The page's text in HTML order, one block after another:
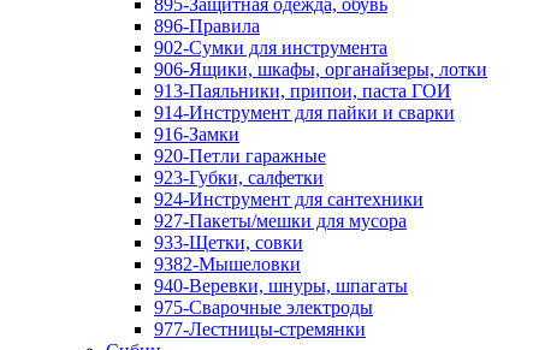
895-Защитная одежда, обувь
896-Правила
902-Сумки для инструмента
906-Ящики, шкафы, органайзеры, лотки
913-Паяльники, припои, паста ГОИ
914-Инструмент для пайки и сварки
916-Замки
920-Петли гаражные
923-Губки, салфетки
924-Инструмент для сантехники
927-Пакеты/мешки для мусора
933-Щетки, совки
9382-Мышеловки
940-Веревки, шнуры, шпагаты
975-Сварочные электроды
977-Лестницы-стремянки